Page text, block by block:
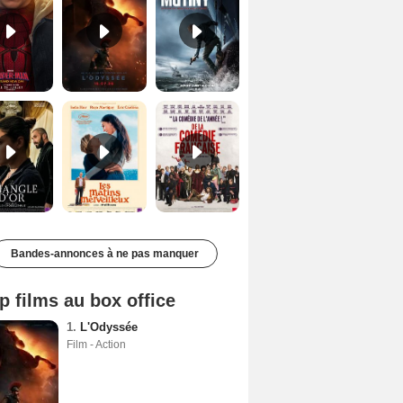
Les Matins merveilleux Bande-annonce VF De la Comédie-Française Teaser VF
Bandes-annonces à ne pas manquer
films au box office
1. L'Odyssée
Film - Action